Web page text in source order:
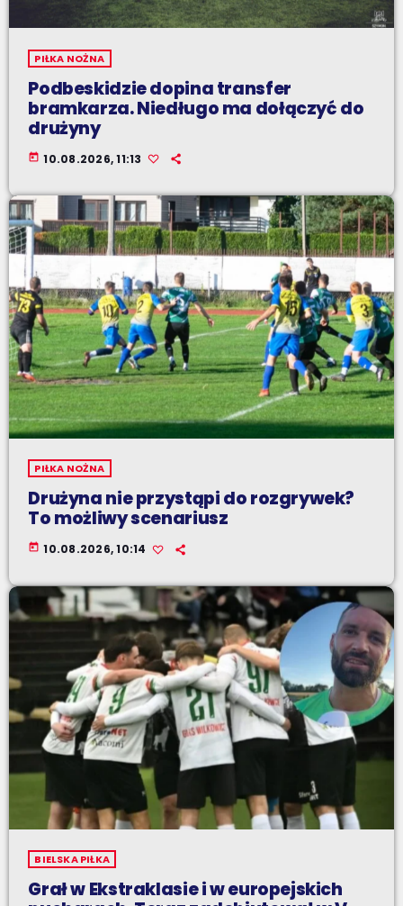
PIŁKA NOŻNA
Podbeskidzie dopina transfer
bramkarza. Niedługo ma dołączyć do
drużyny
today 10.08.2026, 11:13
PIŁKA NOŻNA
Drużyna nie przystąpi do rozgrywek?
To możliwy scenariusz
today 10.08.2026, 10:14
BIELSKA PIŁKA
Grał w Ekstraklasie i w europejskich